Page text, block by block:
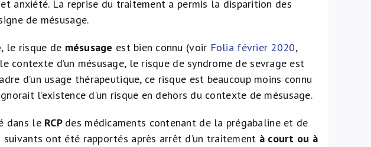
anxiété. La reprise du traitement a permis la disparition des
de mésusage.
, le risque de mésusage est bien connu (voir Folia février 2020,
contexte d’un mésusage, le risque de syndrome de sevrage est
d’un usage thérapeutique, ce risque est beaucoup moins connu
l’existence d’un risque en dehors du contexte de mésusage.
dans le RCP des médicaments contenant de la prégabaline et de
ont été rapportés après arrêt d’un traitement à court ou à